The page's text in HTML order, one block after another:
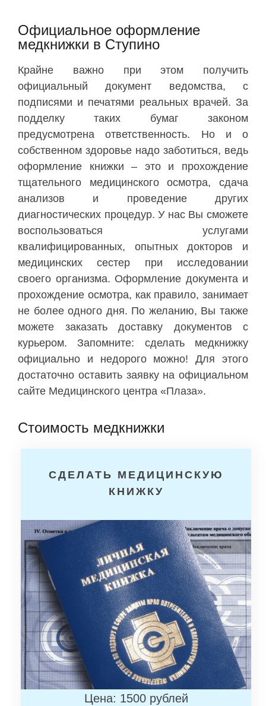
Официальное оформление
медкнижки в Ступино
Крайне важно при этом получить
официальный документ ведомства, с
подписями и печатями реальных врачей. За
подделку таких бумаг законом
предусмотрена ответственность. Но и о
собственном здоровье надо заботиться, ведь
оформление книжки – это и прохождение
тщательного медицинского осмотра, сдача
анализов и проведение других
диагностических процедур. У нас Вы сможете
воспользоваться услугами
квалифицированных, опытных докторов и
медицинских сестер при исследовании
своего организма. Оформление документа и
прохождение осмотра, как правило, занимает
не более одного дня. По желанию, Вы также
можете заказать доставку документов с
курьером. Запомните: сделать медкнижку
официально и недорого можно! Для этого
достаточно оставить заявку на официальном
сайте Медицинского центра «Плаза».
Стоимость медкнижки
СДЕЛАТЬ МЕДИЦИНСКУЮ
КНИЖКУ
Цена: 1500 рублей